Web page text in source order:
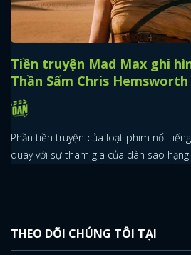
Tiền truyện Mad Max ghi
Thần Sấm Chris Hemsworth
Phần tiền truyện của loạt phim nổi
quay với sự tham gia của dàn sao hạng
THEO DÕI CHÚNG TÔI TẠI